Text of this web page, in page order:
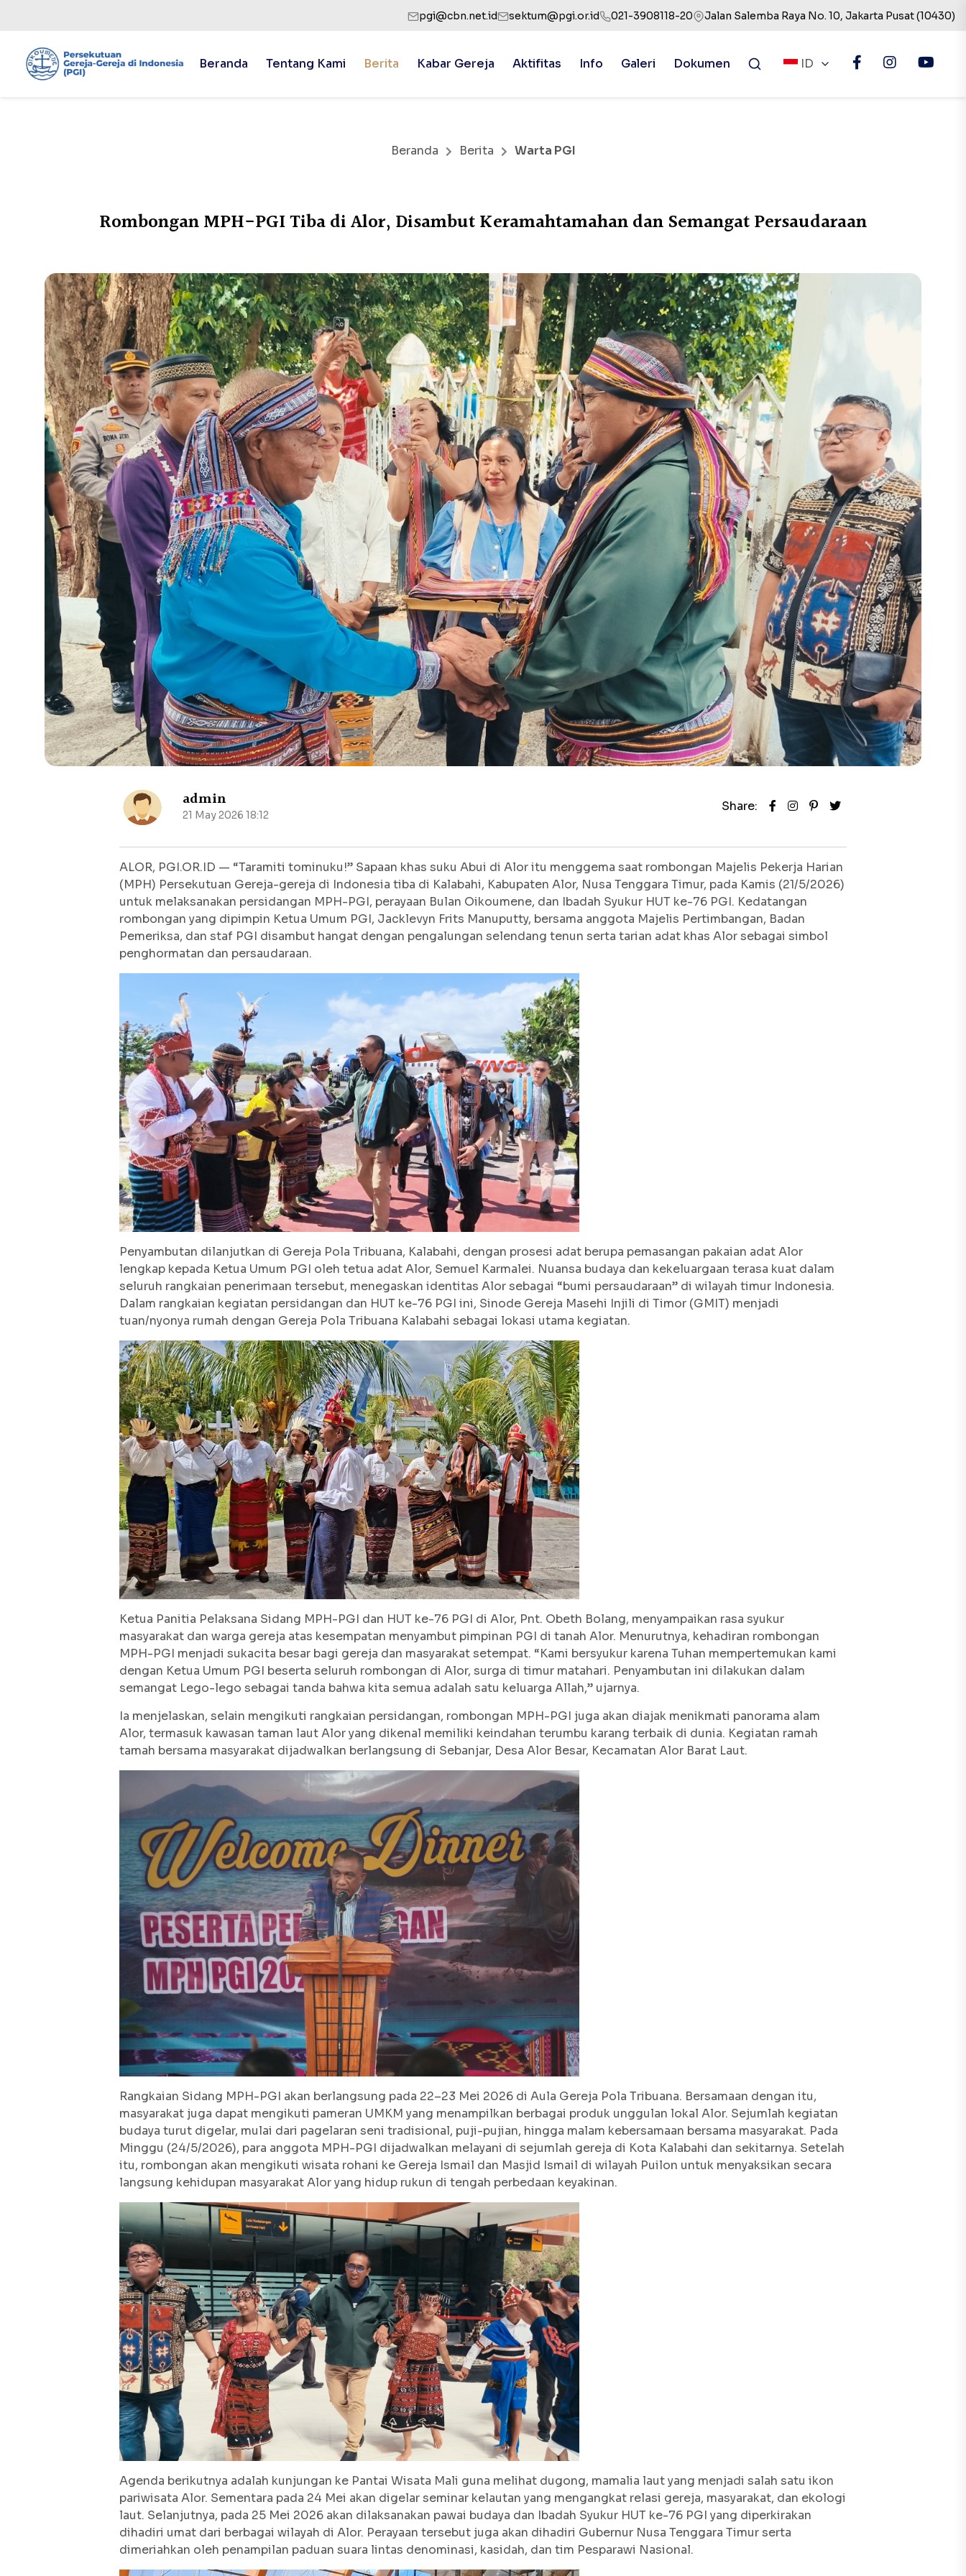
pgi@cbn.net.id sektum@pgi.or.id 021-3908118-20 Jalan Salemba Raya No. 10, Jakarta Pusat (10430)
Beranda Tentang Kami Berita Kabar Gereja Aktifitas Info Galeri Dokumen ID
Beranda Berita Warta PGI
Rombongan MPH-PGI Tiba di Alor, Disambut Keramahtamahan dan Semangat Persaudaraan
admin
21 May 2026 18:12
Share:
ALOR, PGI.OR.ID — “Taramiti tominuku!” Sapaan khas suku Abui di Alor itu menggema saat rombongan Majelis Pekerja Harian
(MPH) Persekutuan Gereja-gereja di Indonesia tiba di Kalabahi, Kabupaten Alor, Nusa Tenggara Timur, pada Kamis (21/5/2026)
untuk melaksanakan persidangan MPH-PGI, perayaan Bulan Oikoumene, dan Ibadah Syukur HUT ke-76 PGI. Kedatangan
rombongan yang dipimpin Ketua Umum PGI, Jacklevyn Frits Manuputty, bersama anggota Majelis Pertimbangan, Badan
Pemeriksa, dan staf PGI disambut hangat dengan pengalungan selendang tenun serta tarian adat khas Alor sebagai simbol
penghormatan dan persaudaraan.
Penyambutan dilanjutkan di Gereja Pola Tribuana, Kalabahi, dengan prosesi adat berupa pemasangan pakaian adat Alor
lengkap kepada Ketua Umum PGI oleh tetua adat Alor, Semuel Karmalei. Nuansa budaya dan kekeluargaan terasa kuat dalam
seluruh rangkaian penerimaan tersebut, menegaskan identitas Alor sebagai “bumi persaudaraan” di wilayah timur Indonesia.
Dalam rangkaian kegiatan persidangan dan HUT ke-76 PGI ini, Sinode Gereja Masehi Injili di Timor (GMIT) menjadi
tuan/nyonya rumah dengan Gereja Pola Tribuana Kalabahi sebagai lokasi utama kegiatan.
Ketua Panitia Pelaksana Sidang MPH-PGI dan HUT ke-76 PGI di Alor, Pnt. Obeth Bolang, menyampaikan rasa syukur
masyarakat dan warga gereja atas kesempatan menyambut pimpinan PGI di tanah Alor. Menurutnya, kehadiran rombongan
MPH-PGI menjadi sukacita besar bagi gereja dan masyarakat setempat. “Kami bersyukur karena Tuhan mempertemukan kami
dengan Ketua Umum PGI beserta seluruh rombongan di Alor, surga di timur matahari. Penyambutan ini dilakukan dalam
semangat Lego-lego sebagai tanda bahwa kita semua adalah satu keluarga Allah,” ujarnya.
Ia menjelaskan, selain mengikuti rangkaian persidangan, rombongan MPH-PGI juga akan diajak menikmati panorama alam
Alor, termasuk kawasan taman laut Alor yang dikenal memiliki keindahan terumbu karang terbaik di dunia. Kegiatan ramah
tamah bersama masyarakat dijadwalkan berlangsung di Sebanjar, Desa Alor Besar, Kecamatan Alor Barat Laut.
Rangkaian Sidang MPH-PGI akan berlangsung pada 22–23 Mei 2026 di Aula Gereja Pola Tribuana. Bersamaan dengan itu,
masyarakat juga dapat mengikuti pameran UMKM yang menampilkan berbagai produk unggulan lokal Alor. Sejumlah kegiatan
budaya turut digelar, mulai dari pagelaran seni tradisional, puji-pujian, hingga malam kebersamaan bersama masyarakat. Pada
Minggu (24/5/2026), para anggota MPH-PGI dijadwalkan melayani di sejumlah gereja di Kota Kalabahi dan sekitarnya. Setelah
itu, rombongan akan mengikuti wisata rohani ke Gereja Ismail dan Masjid Ismail di wilayah Puilon untuk menyaksikan secara
langsung kehidupan masyarakat Alor yang hidup rukun di tengah perbedaan keyakinan.
Agenda berikutnya adalah kunjungan ke Pantai Wisata Mali guna melihat dugong, mamalia laut yang menjadi salah satu ikon
pariwisata Alor. Sementara pada 24 Mei akan digelar seminar kelautan yang mengangkat relasi gereja, masyarakat, dan ekologi
laut. Selanjutnya, pada 25 Mei 2026 akan dilaksanakan pawai budaya dan Ibadah Syukur HUT ke-76 PGI yang diperkirakan
dihadiri umat dari berbagai wilayah di Alor. Perayaan tersebut juga akan dihadiri Gubernur Nusa Tenggara Timur serta
dimeriahkan oleh penampilan paduan suara lintas denominasi, kasidah, dan tim Pesparawi Nasional.